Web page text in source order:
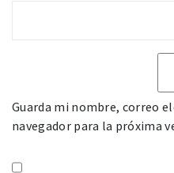
Guarda mi nombre, correo
navegador para la próxima